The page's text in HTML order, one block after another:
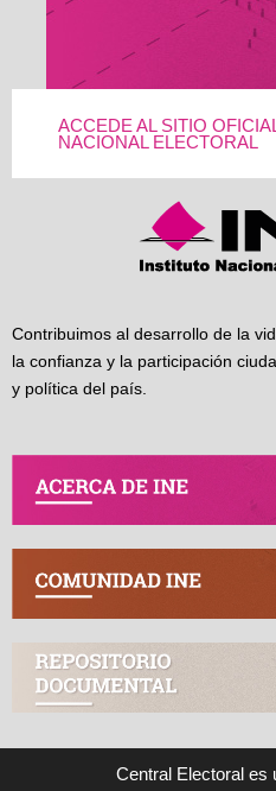
ACCEDE AL SITIO
NACIONAL ELECTORAL
Contribuimos al desarrollo de la
la confianza y la participación
y política del país.
Central Electoral es